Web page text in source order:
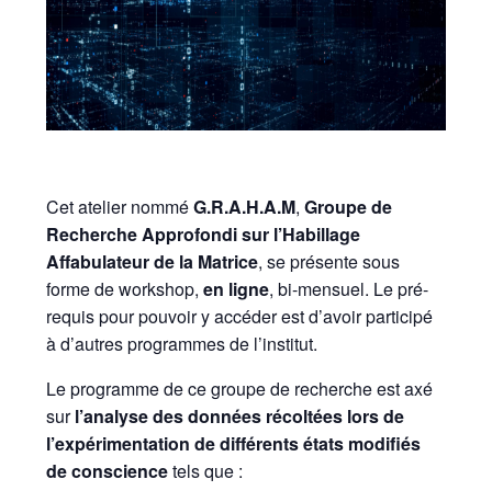
Cet atelier nomméG.R.A.H.A.M,Groupe de
Recherche Approfondi sur l’Habillage
Affabulateur de la Matrice, se présente sous
forme de workshop,en ligne, bi-mensuel. Le pré-
requis pour pouvoir y accéder est d’avoir participé
à d’autres programmes de l’institut.
Le programme de ce groupe de recherche est axé
surl’analyse des données récoltées lors de
l’expérimentation de différents états modifiés
de consciencetels que :